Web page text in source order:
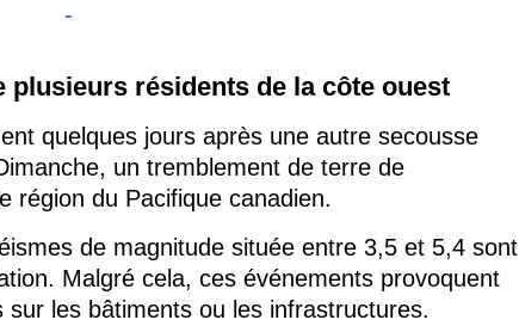
-
plusieurs résidents de la côte ouest
quelques jours après une autre secousse
un tremblement de terre de
région du Pacifique canadien.
de magnitude située entre 3,5 et 5,4 sont
Malgré cela, ces événements provoquent
les bâtiments ou les infrastructures.